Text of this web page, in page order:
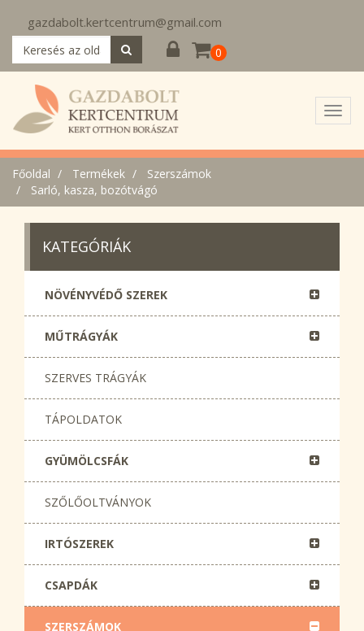
gazdabolt.kertcentrum@gmail.com
0
Főoldal Termékek
Szerszámok
Sarló, kasza, bozótvágó
KATEGÓRIÁK
NÖVÉNYVÉDŐ SZEREK
MŰTRÁGYÁK
SZERVES TRÁGYÁK
TÁPOLDATOK
GYÜMÖLCSFÁK
SZŐLŐOLTVÁNYOK
IRTÓSZEREK
CSAPDÁK
SZERSZÁMOK